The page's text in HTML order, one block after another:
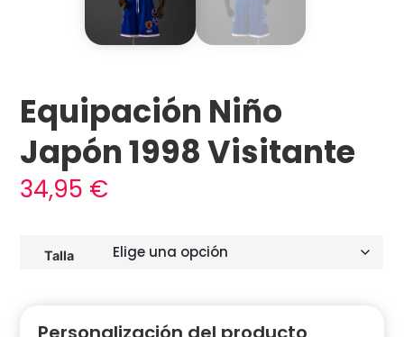
Equipación Niño
Japón 1998 Visitante
34,95 €
Talla